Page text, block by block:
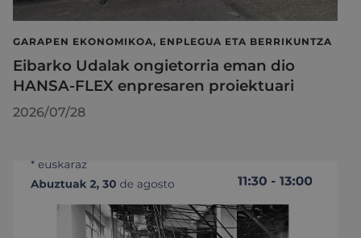
GARAPEN EKONOMIKOA, ENPLEGUA ETA BERRIKUNTZA
Eibarko Udalak ongietorria eman dio
HANSA-FLEX enpresaren proiektuari
2026/07/28